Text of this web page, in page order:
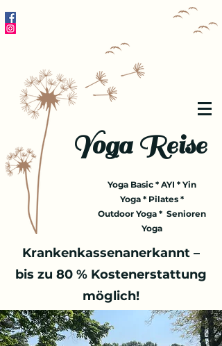
Yoga Reise
Yoga Basic * AYI * Yin
Yoga * Pilates *
Outdoor Yoga * Senioren
Yoga
Krankenkassenanerkannt –
bis zu 80 % Kostenerstattung
möglich!